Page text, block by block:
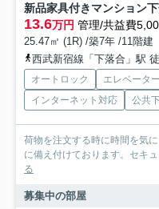
新品家具付きマンション
13.6万円 管理/共益費
25.47㎡ (1R) /築7年 /11階建
西武新宿線「下落合」駅
オートロック エレベーター
インターネット対応
公共
荷物を注文する時に時間を気
に備え付けております。セキ
る
募集中の部屋